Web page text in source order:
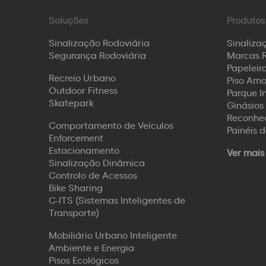
Soluções
Sinalização Rodoviária
Segurança Rodoviária
Recreio Urbano
Outdoor Fitness
Skatepark
Comportamento de Veículos
Enforcement
Estacionamento
Sinalização Dinâmica
Controlo de Acessos
Bike Sharing
C-ITS (Sistemas Inteligentes de
Transporte)
Mobiliário Urbano Inteligente
Ambiente e Energia
Pisos Ecológicos
Produtos
Marcas
Piso
Parque
Painéis
Ver mais